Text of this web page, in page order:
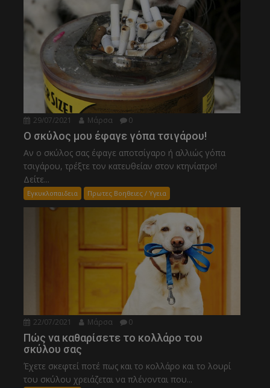
29/07/2021 Μάρσα 0
Ο σκύλος μου έφαγε γόπα τσιγάρου!
Αν ο σκύλος σας έφαγε αποτσίγαρο ή αλλιώς γόπα
τσιγάρου, τρέξτε τον κατευθείαν στον κτηνίατρο!
Δείτε...
Εγκυκλοπαιδεια Πρωτες Βοηθειες / Υγεια
22/07/2021 Μάρσα 0
Πώς να καθαρίσετε το κολλάρο του
σκύλου σας
Έχετε σκεφτεί ποτέ πως και το κολλάρο και το λουρί
του σκύλου χρειάζεται να πλένονται που...